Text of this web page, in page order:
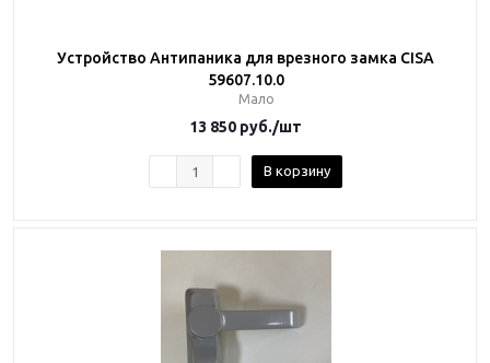
Устройство Антипаника для врезного замка CISA
59607.10.0
Мало
13 850 руб./шт
В корзину